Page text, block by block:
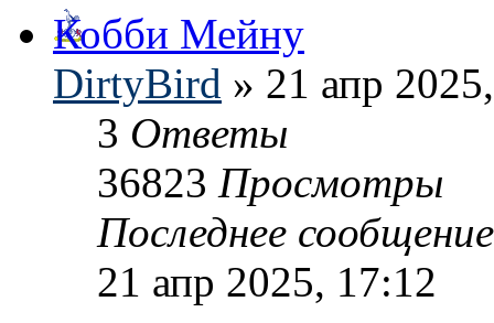
Кобби Мейну
DirtyBird » 21 апр
3 Ответы
36823 Просмотры
Последнее
21 апр 2025, 17:12